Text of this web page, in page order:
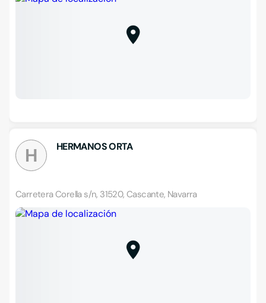
H HERMANOS ORTA
Carretera Corella s/n, 31520, Cascante, Navarra